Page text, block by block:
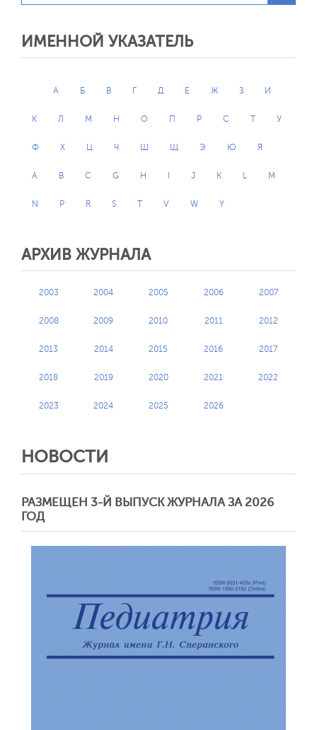
ИМЕННОЙ УКАЗАТЕЛЬ
А Б В Г Д Е Ж З И
К Л М Н О П Р С Т У
Ф Х Ц Ч Ш Щ Э Ю Я
A B C G H J K L M
N P R S T V W Y
АРХИВ ЖУРНАЛА
2003 2004 2005 2006 2007
2008 2009 2010 2011 2012
2013 2014 2015 2016 2017
2018 2019 2020 2021 2022
2023 2024 2025 2026
НОВОСТИ
РАЗМЕЩЕН 3-Й ВЫПУСК ЖУРНАЛА ЗА 2026
ГОД